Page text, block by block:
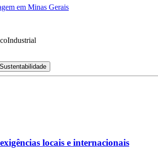
em Minas Gerais
Sustentabilidade
locais e internacionais